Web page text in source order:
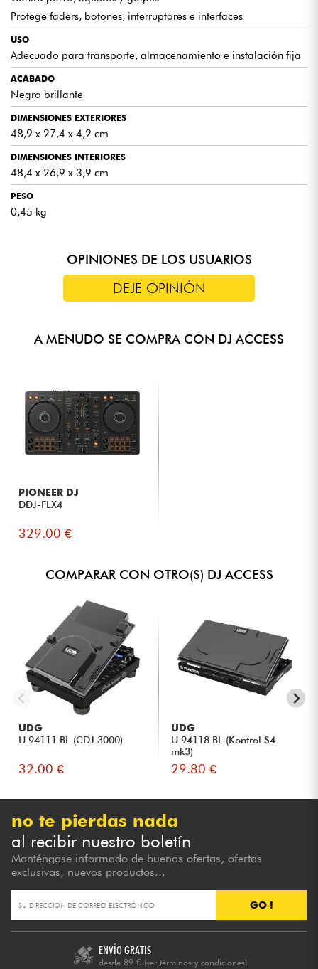
Protege faders, botones, interruptores e interfaces
USO
Adecuado para transporte, almacenamiento e instalación fija
ACABADO
Negro brillante
DIMENSIONES EXTERIORES
48,9 x 27,4 x 4,2 cm
DIMENSIONES INTERIORES
48,4 x 26,9 x 3,9 cm
PESO
0,45 kg
OPINIONES DE LOS USUARIOS
DEJE OPINIÓN
A MENUDO SE COMPRA CON DJ ACCESS
PIONEER DJ
DDJ-FLX4
329.00 €
COMPARAR CON OTRO(S) DJ ACCESS
UDG
U 94111 BL (CDJ 3000)
32.00 €
UDG
U 94118 BL (Kontrol S4
mk3)
29.80 €
no te pierdas nada
al recibir nuestro boletín
Manténgase informado de buenas ofertas, ofertas
exclusivas, nuevos productos...
GO !
ENVÍO GRATIS
desde 89 € (ver términos y condiciones)